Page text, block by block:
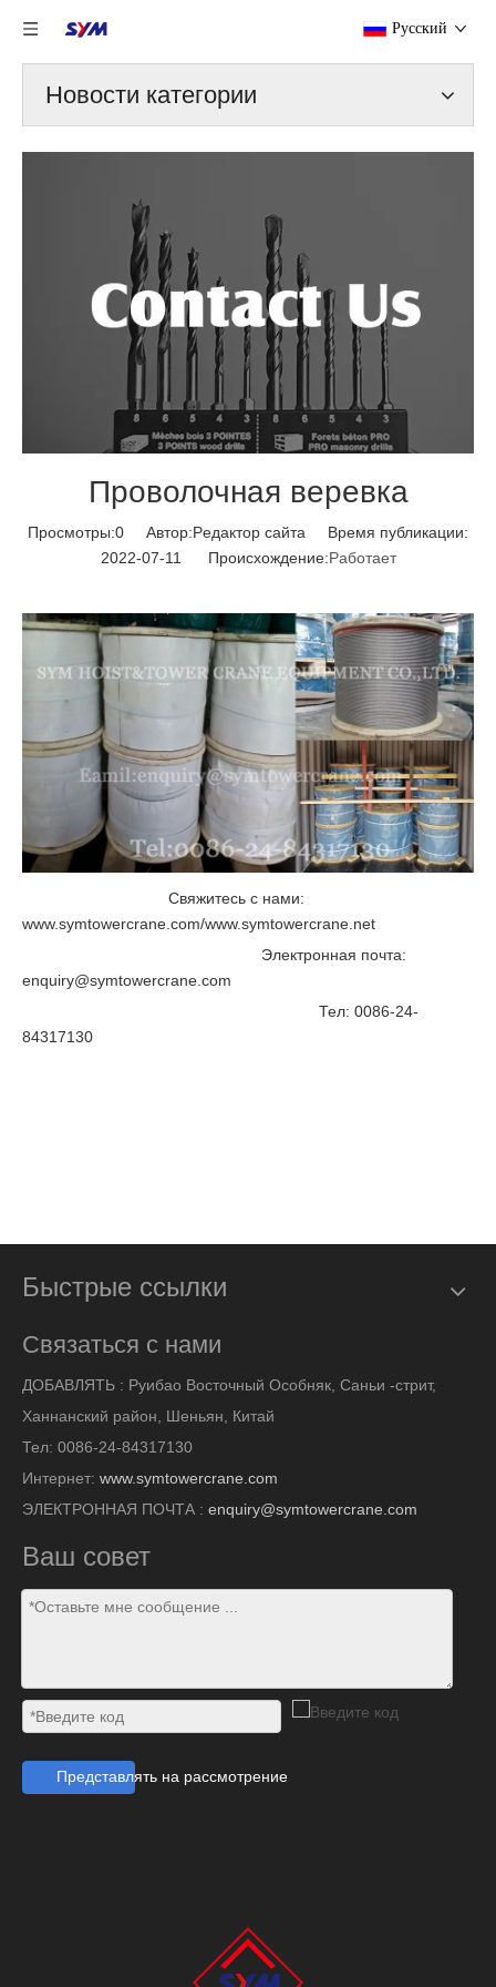
Pусский
Новости категории
Проволочная веревка
Просмотры:0 Автор:Pедактор сайта Время публикации:
2022-07-11 Происхождение:Работает
Свяжитесь с нами:
www.symtowercrane.com/www.symtowercrane.net
Электронная почта:
enquiry@symtowercrane.com
Тел: 0086-24-
84317130
Быстрые ссылки
Связаться с нами
ДОБАВЛЯТЬ : Руибао Восточный Особняк, Саньи -стрит,
Ханнанский район, Шеньян, Китай
Тел: 0086-24-84317130
Интернет: www.symtowercrane.com
ЭЛЕКТРОННАЯ ПОЧТА : enquiry@symtowercrane.com
Ваш совет
Представлять на рассмотрение